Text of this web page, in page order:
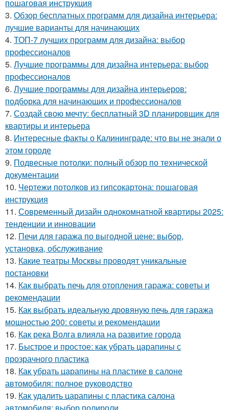
пошаговая инструкция
3. Обзор бесплатных программ для дизайна интерьера:
лучшие варианты для начинающих
4. ТОП-7 лучших программ для дизайна: выбор
профессионалов
5. Лучшие программы для дизайна интерьера: выбор
профессионалов
6. Лучшие программы для дизайна интерьеров:
подборка для начинающих и профессионалов
7. Создай свою мечту: бесплатный 3D планировщик для
квартиры и интерьера
8. Интересные факты о Калининграде: что вы не знали о
этом городе
9. Подвесные потолки: полный обзор по технической
документации
10. Чертежи потолков из гипсокартона: пошаговая
инструкция
11. Современный дизайн однокомнатной квартиры 2025:
тенденции и инновации
12. Печи для гаража по выгодной цене: выбор,
установка, обслуживание
13. Какие театры Москвы проводят уникальные
постановки
14. Как выбрать печь для отопления гаража: советы и
рекомендации
15. Как выбрать идеальную дровяную печь для гаража
мощностью 200: советы и рекомендации
16. Как река Волга влияла на развитие города
17. Быстрое и простое: как убрать царапины с
прозрачного пластика
18. Как убрать царапины на пластике в салоне
автомобиля: полное руководство
19. Как удалить царапины с пластика салона
автомобиля: выбор полироли